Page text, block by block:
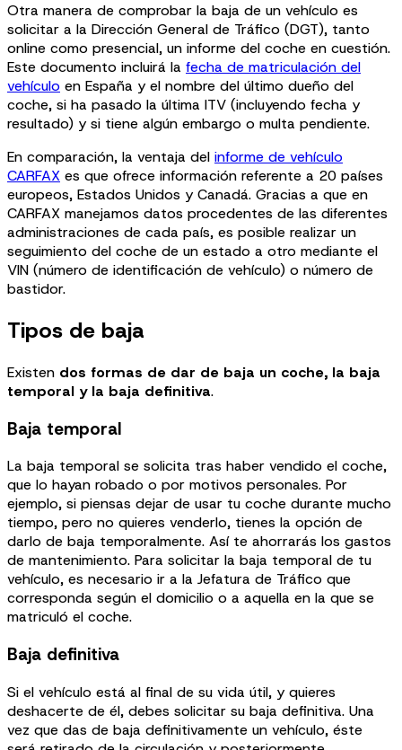
Otra manera de comprobar la baja de un vehículo es
solicitar a la Dirección General de Tráfico (DGT), tanto
online como presencial, un informe del coche en cuestión.
Este documento incluirá la fecha de matriculación del
vehículo en España y el nombre del último dueño del
coche, si ha pasado la última ITV (incluyendo fecha y
resultado) y si tiene algún embargo o multa pendiente.
En comparación, la ventaja del informe de vehículo
CARFAX es que ofrece información referente a 20 países
europeos, Estados Unidos y Canadá. Gracias a que en
CARFAX manejamos datos procedentes de las diferentes
administraciones de cada país, es posible realizar un
seguimiento del coche de un estado a otro mediante el
VIN (número de identificación de vehículo) o número de
bastidor.
Tipos de baja
Existen dos formas de dar de baja un coche, la baja
temporal y la baja definitiva.
Baja temporal
La baja temporal se solicita tras haber vendido el coche,
que lo hayan robado o por motivos personales. Por
ejemplo, si piensas dejar de usar tu coche durante mucho
tiempo, pero no quieres venderlo, tienes la opción de
darlo de baja temporalmente. Así te ahorrarás los gastos
de mantenimiento. Para solicitar la baja temporal de tu
vehículo, es necesario ir a la Jefatura de Tráfico que
corresponda según el domicilio o a aquella en la que se
matriculó el coche.
Baja definitiva
Si el vehículo está al final de su vida útil, y quieres
deshacerte de él, debes solicitar su baja definitiva. Una
vez que das de baja definitivamente un vehículo, éste